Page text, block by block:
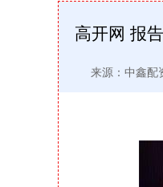
高开网 报
来源：中鑫配